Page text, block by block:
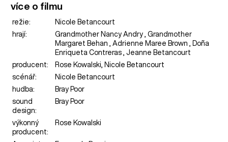
více o filmu
režie:
Nicole Betancourt
hrají:
Grandmother Nancy Andry , Grandmother
Margaret Behan , Adrienne Maree Brown , Doña
Enriqueta Contreras , Jeanne Betancourt
producent:
Rose Kowalski, Nicole Betancourt
scénář:
Nicole Betancourt
hudba:
Bray Poor
sound
design:
Bray Poor
výkonný
producent:
Rose Kowalski